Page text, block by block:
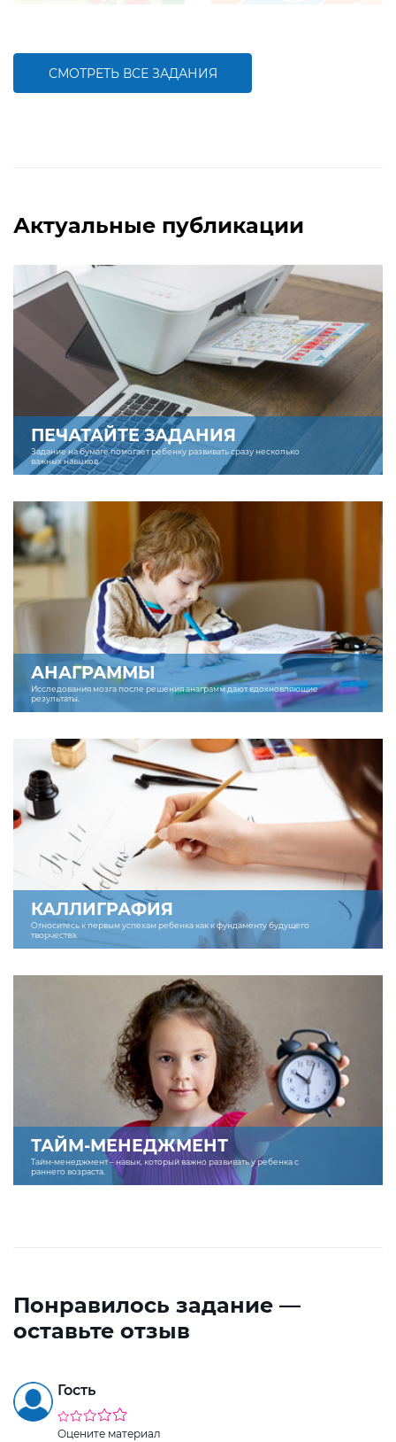
вычитания
СМОТРЕТЬ ВСЕ ЗАДАНИЯ
Актуальные публикации
ПЕЧАТАЙТЕ ЗАДАНИЯ
Задание на бумаге помогает ребенку развивать сразу несколько
важных навыков.
АНАГРАММЫ
Исследования мозга после решения анаграмм дают вдохновляющие
результаты.
КАЛЛИГРАФИЯ
Относитесь к первым успехам ребенка как к фундаменту будущего
творчества.
ТАЙМ-МЕНЕДЖМЕНТ
Тайм-менеджмент – навык, который важно развивать у ребенка с
раннего возраста.
Понравилось задание —
оставьте отзыв
Гость
Оцените материал